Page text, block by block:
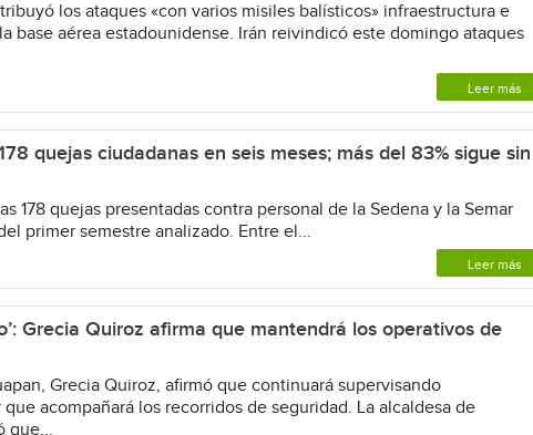
los ataques «con varios misiles balísticos» infraestructura e
base aérea estadounidense. Irán reivindicó este domingo ataques
Leer más
quejas ciudadanas en seis meses; más del 83% sigue sin
178 quejas presentadas contra personal de la Sedena y la Semar
primer semestre analizado. Entre el...
Leer más
Grecia Quiroz afirma que mantendrá los operativos de
Grecia Quiroz, afirmó que continuará supervisando
acompañará los recorridos de seguridad. La alcaldesa de
que...